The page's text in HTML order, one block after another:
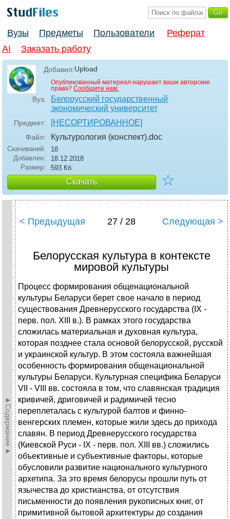
Вузы Предметы Пользователи
Реферат
AI
Заказать работу
Добавил:Upload
Опубликованный материал нарушает ваши авторские
права? Сообщите нам.
Вуз:
Белорусский государственный
экономический университет
Предмет: [НЕСОРТИРОВАННОЕ]
Файл: Культурология (конспект).doc
Скачиваний:
18
Добавлен:
18.12.2018
Размер:
593 Кб
Скачать ☆
►Содержание►
< Предыдущая 27 / 28 Следующая >
Белорусская культура в контексте
мировой культуры
Процесс формирования общенациональной
культуры Беларуси берет свое начало в период
существования Древнерусского государства (IX -
перв. пол. XIII в.). В рамках этого государства
сложилась материальная и духовная культура,
которая позднее стала основой белорусской, русской
и украинской культур. В этом состояла важнейшая
особенность формирования общенациональной
культуры Беларуси. Культурная специфика Беларуси
VII - VIII вв. состояла в том, что славянская традиция
кривичей, дриговичей и радимичей тесно
переплеталась с культурой балтов и финно-
венгерских племен, которые жили здесь до прихода
славян. В период Древнерусского государства
(Киевской Руси - IX - перв. пол. XIII вв.) сложились
объективные и субъективные факторы, которые
обусловили развитие национального культурного
архетипа. За это время белорусы прошли путь от
язычества до христианства, от отсутствия
письменности до появления рукописных книг, от
примитивной бытовой архитектуры до создания